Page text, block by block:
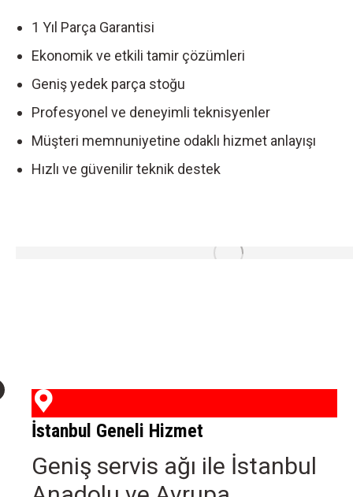
1 Yıl Parça Garantisi
Ekonomik ve etkili tamir çözümleri
Geniş yedek parça stoğu
Profesyonel ve deneyimli teknisyenler
Müşteri memnuniyetine odaklı hizmet anlayışı
Hızlı ve güvenilir teknik destek
İstanbul Geneli Hizmet
Geniş servis ağı ile İstanbul